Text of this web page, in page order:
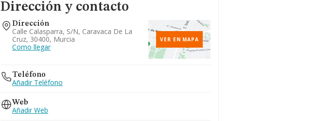
Dirección y contacto
Dirección
Calle Calasparra, S/n, Caravaca De La
Cruz, 30400, Murcia
Como llegar
VER EN MAPA
Teléfono
Añadir Teléfono
Web
Añadir Web